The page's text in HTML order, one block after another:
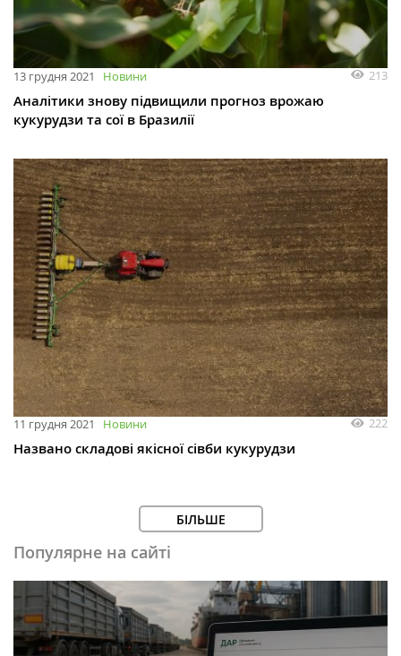
13 грудня 2021 Новини 213
Аналітики знову підвищили прогноз врожаю
кукурудзи та сої в Бразилії
11 грудня 2021 Новини 222
Названо складові якісної сівби кукурудзи
БІЛЬШЕ
Популярне на сайті